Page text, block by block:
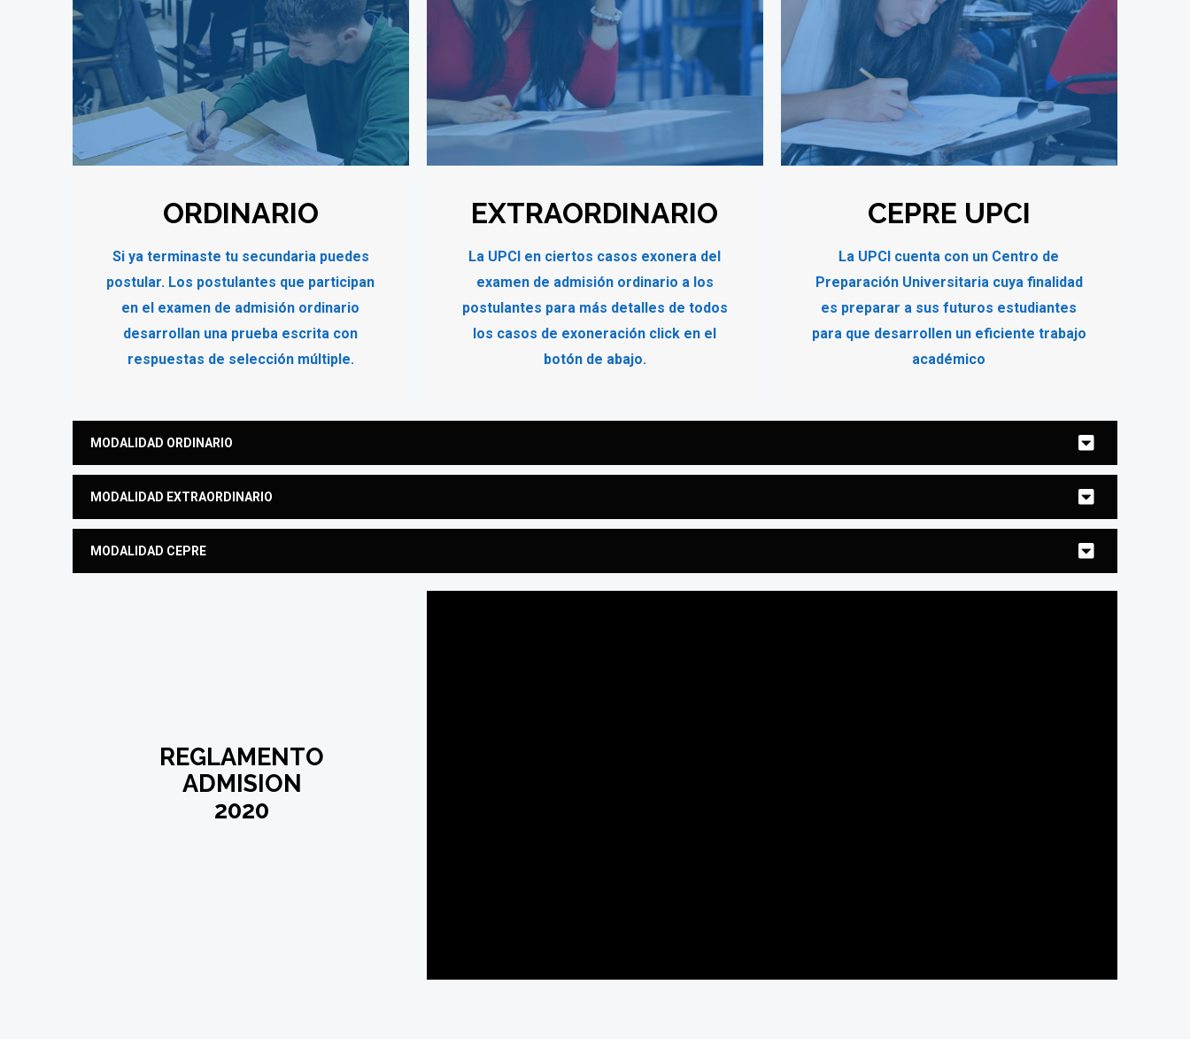
ORDINARIO
Si ya terminaste tu secundaria puedes
postular. Los postulantes que participan
en el examen de admisión ordinario
desarrollan una prueba escrita con
respuestas de selección múltiple.
EXTRAORDINARIO
La UPCI en ciertos casos exonera del
examen de admisión ordinario a los
postulantes para más detalles de todos
los casos de exoneración click en el
botón de abajo.
CEPRE UPCI
La UPCI cuenta con un Centro de
Preparación Universitaria cuya finalidad
es preparar a sus futuros estudiantes
para que desarrollen un eficiente trabajo
académico
MODALIDAD ORDINARIO
MODALIDAD EXTRAORDINARIO
MODALIDAD CEPRE
REGLAMENTO
ADMISION
2020